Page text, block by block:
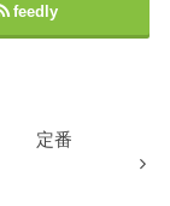
feedly
定番